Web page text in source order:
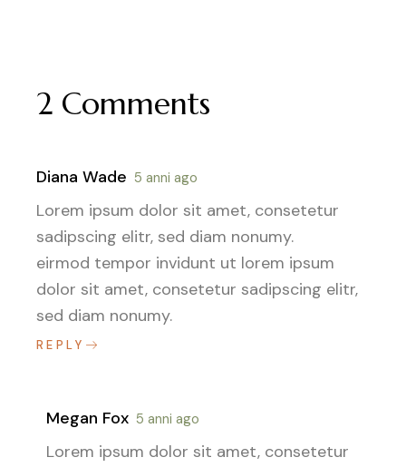
2 Comments
Diana Wade 5 anni ago
Lorem ipsum dolor sit amet, consetetur
sadipscing elitr, sed diam nonumy.
eirmod tempor invidunt ut lorem ipsum
dolor sit amet, consetetur sadipscing elitr,
sed diam nonumy.
REPLY
Megan Fox 5 anni ago
Lorem ipsum dolor sit amet, consetetur